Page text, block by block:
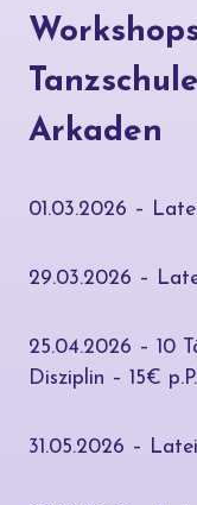
Arkaden
01.03.2026 –
29.03.2026 –
25.04.2026 – 10
Disziplin – 15€
31.05.2026 –